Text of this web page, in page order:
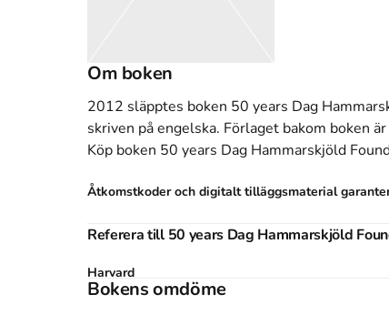
Om boken
2012 släpptes boken 50 years Dag
skriven på engelska. Förlaget bakom boken är
Köp boken 50 years Dag Hammarskjöld
Åtkomstkoder och digitalt tilläggsmaterial
Referera till 50 years Dag Hammarskjöld
Harvard
Melber, H. (2012).50 years Dag Hammarskjöld
Bokens omdöme